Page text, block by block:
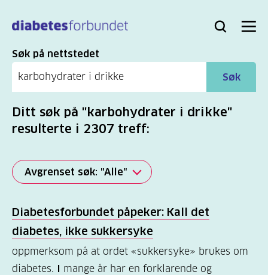
hovedinnhold
Bli
Logg
Søk Meny
Søk
Søk på nettstedet
Søk
Ditt søk på "karbohydrater i drikke"
resulterte i 2307 treff:
Avgrenset søk: "Alle"
(2277)
Mer
(806)
Diabetesforbundet påpeker: Kall det
diabetes, ikke sukkersyke
oppmerksom på at ordet «sukkersyke» brukes om
diabetes. I mange år har en forklarende og